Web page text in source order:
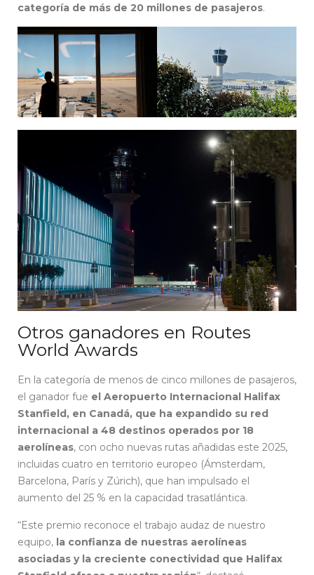
categoría de más de 20 millones de pasajeros.
Otros ganadores en Routes
World Awards
En la categoría de menos de cinco millones de pasajeros,
el ganador fue el Aeropuerto Internacional Halifax
Stanfield, en Canadá, que ha expandido su red
internacional a 48 destinos operados por 18
aerolíneas, con ocho nuevas rutas añadidas este 2025,
incluidas cuatro en territorio europeo (Ámsterdam,
Barcelona, París y Zúrich), que han impulsado el
aumento del 25 % en la capacidad trasatlántica.
“Este premio reconoce el trabajo audaz de nuestro
equipo, la confianza de nuestras aerolíneas
asociadas y la creciente conectividad que Halifax